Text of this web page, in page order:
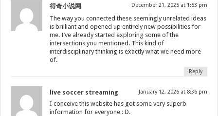
得奇小说网 December 21, 2025 at 1:53 pm
The way you connected these seemingly unrelated ideas
is brilliant and opened up entirely new possibilities for
me. I’ve already started exploring some of the
intersections you mentioned. This kind of
interdisciplinary thinking is exactly what we need more
of.
Reply
live soccer streaming January 12, 2026 at 8:36 pm
I conceive this website has got some very superb
information for everyone : D.